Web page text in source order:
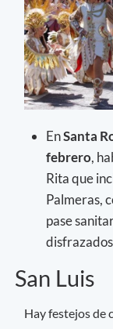
EnSanta
febrero,
Rita que
Palmeras,
pase
San Luis
Hay festejos de